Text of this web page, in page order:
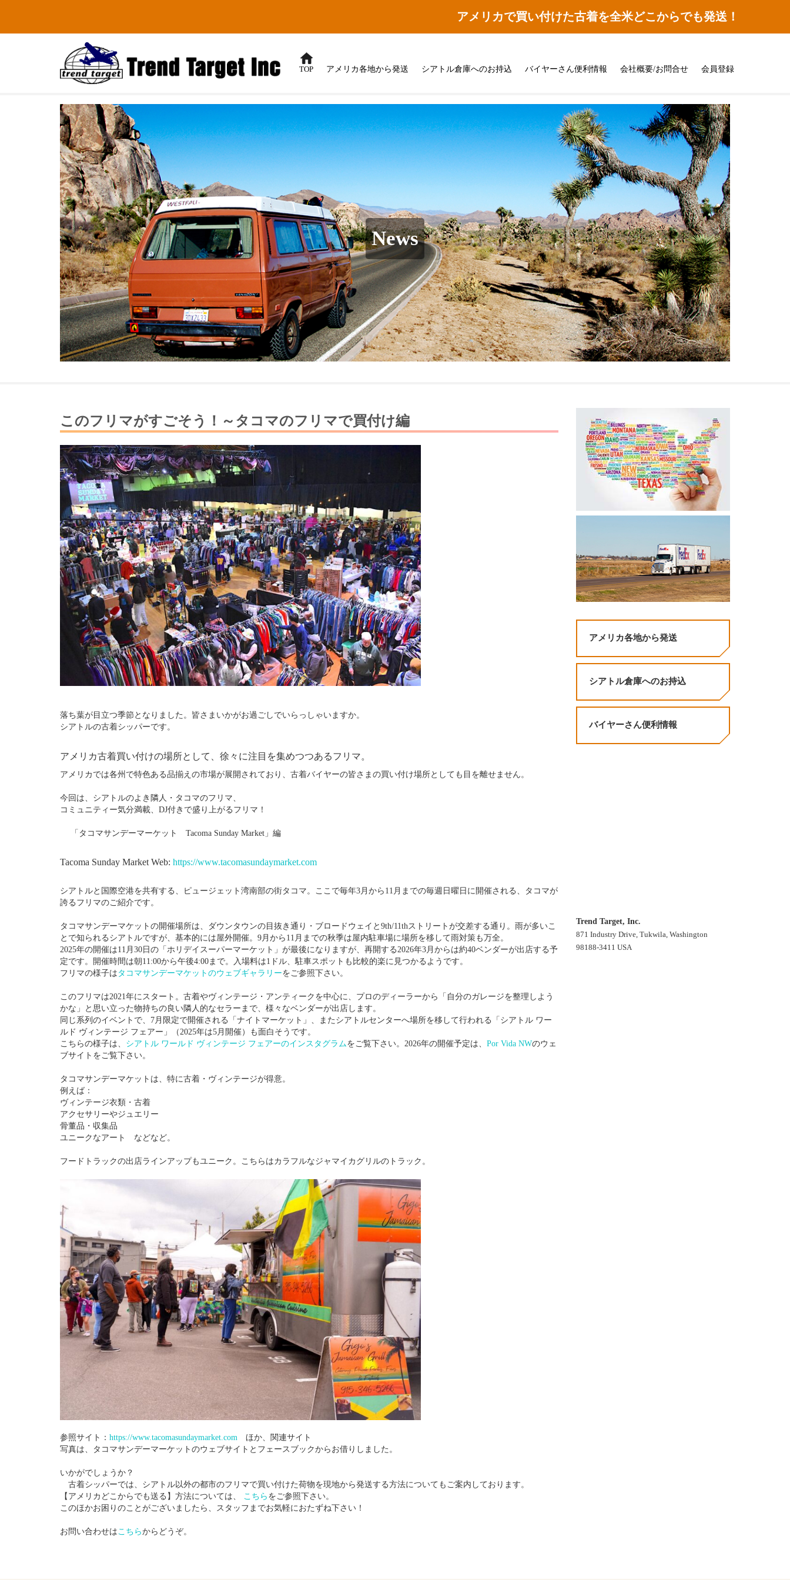
アメリカで買い付けた古着を全米どこからでも発送！
TOP アメリカ各地から発送 シアトル倉庫へのお持込 バイヤーさん便利情報 会社概要/お問合せ 会員登録
News
このフリマがすごそう！～タコマのフリマで買付け編
落ち葉が目立つ季節となりました。皆さまいかがお過ごしでいらっしゃいますか。
シアトルの古着シッパーです。
アメリカ古着買い付けの場所として、徐々に注目を集めつつあるフリマ。
アメリカでは各州で特色ある品揃えの市場が展開されており、古着バイヤーの皆さまの買い付け場所としても目を離せません。
今回は、シアトルのよき隣人・タコマのフリマ、
コミュニティー気分満載、DJ付きで盛り上がるフリマ！
「タコマサンデーマーケット Tacoma Sunday Market」編
Tacoma Sunday Market Web: https://www.tacomasundaymarket.com
シアトルと国際空港を共有する、ピュージェット湾南部の街タコマ。ここで毎年3月から11月までの毎週日曜日に開催される、タコマが
誇るフリマのご紹介です。
タコマサンデーマケットの開催場所は、ダウンタウンの目抜き通り・ブロードウェイと9th/11thストリートが交差する通り。雨が多いこ
とで知られるシアトルですが、基本的には屋外開催。9月から11月までの秋季は屋内駐車場に場所を移して雨対策も万全。
2025年の開催は11月30日の「ホリデイスーパーマーケット」が最後になりますが、再開する2026年3月からは約40ベンダーが出店する予
定です。開催時間は朝11:00から午後4:00まで。入場料は1ドル、駐車スポットも比較的楽に見つかるようです。
フリマの様子は タコマサンデーマケットのウェブギャラリーをご参照下さい。
このフリマは2021年にスタート。古着やヴィンテージ・アンティークを中心に、プロのディーラーから「自分のガレージを整理しよう
かな」と思い立った物持ちの良い隣人的なセラーまで、様々なベンダーが出店します。
同じ系列のイベントで、7月限定で開催される「ナイトマーケット」、またシアトルセンターへ場所を移して行われる「シアトル ワー
ルド ヴィンテージ フェアー」（2025年は5月開催）も面白そうです。
こちらの様子は、 シアトル ワールド ヴィンテージ フェアーのインスタグラムをご覧下さい。2026年の開催予定は、 Por Vida NWのウェ
ブサイトをご覧下さい。
タコマサンデーマケットは、特に古着・ヴィンテージが得意。
例えば：
ヴィンテージ衣類・古着
アクセサリーやジュエリー
骨董品・収集品
ユニークなアート などなど。
フードトラックの出店ラインアップもユニーク。こちらはカラフルなジャマイカグリルのトラック。
参照サイト： https://www.tacomasundaymarket.com ほか、関連サイト
写真は、タコマサンデーマーケットのウェブサイトとフェースブックからお借りしました。
いかがでしょうか？
古着シッパーでは、シアトル以外の都市のフリマで買い付けた荷物を現地から発送する方法についてもご案内しております。
【アメリカどこからでも送る】方法については、
こちら をご参照下さい。
このほかお困りのことがございましたら、スタッフまでお気軽におたずね下さい！
お問い合わせは こちらからどうぞ。
アメリカ各地から発送
シアトル倉庫へのお持込
バイヤーさん便利情報
Trend Target, Inc.
871 Industry Drive, Tukwila, Washington
98188-3411 USA